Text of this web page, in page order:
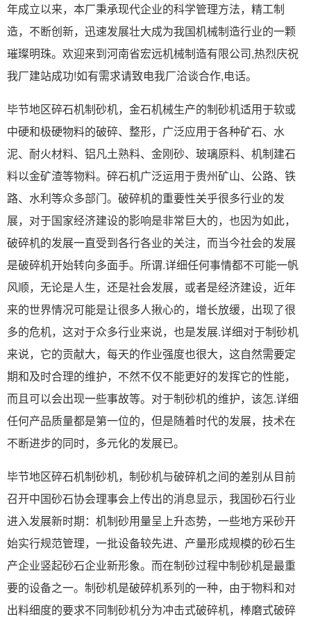
年成立以来，本厂秉承现代企业的科学管理方法，精工制
造，不断创新，迅速发展壮大成为我国机械制造行业的一颗
璀璨明珠。欢迎来到河南省宏远机械制造有限公司,热烈庆祝
我厂建站成功!如有需求请致电我厂洽谈合作,电话。
毕节地区碎石机制砂机，金石机械生产的制砂机适用于软或
中硬和极硬物料的破碎、整形，广泛应用于各种矿石、水
泥、耐火材料、铝凡土熟料、金刚砂、玻璃原料、机制建石
料以金矿渣等物料。碎石机广泛运用于贵州矿山、公路、铁
路、水利等众多部门。破碎机的重要性关乎很多行业的发
展，对于国家经济建设的影响是非常巨大的，也因为如此，
破碎机的发展一直受到各行各业的关注，而当今社会的发展
是破碎机开始转向多面手。所谓.详细任何事情都不可能一帆
风顺，无论是人生，还是社会发展，或者是经济建设，近年
来的世界情况可能是让很多人揪心的，增长放缓，出现了很
多的危机，这对于众多行业来说，也是发展.详细对于制砂机
来说，它的贡献大，每天的作业强度也很大，这自然需要定
期和及时合理的维护，不然不仅不能更好的发挥它的性能，
而且可以会出现一些事故等。对于制砂机的维护，该怎.详细
任何产品质量都是第一位的，但是随着时代的发展，技术在
不断进步的同时，多元化的发展已。
毕节地区碎石机制砂机，制砂机与破碎机之间的差别从目前
召开中国砂石协会理事会上传出的消息显示，我国砂石行业
进入发展新时期：机制砂用量呈上升态势，一些地方采砂开
始实行规范管理，一批设备较先进、产量形成规模的砂石生
产企业竖起砂石企业新形象。而在制砂过程中制砂机是最重
要的设备之一。制砂机是破碎机系列的一种，由于物料和对
出料细度的要求不同制砂机分为冲击式破碎机，棒磨式破碎